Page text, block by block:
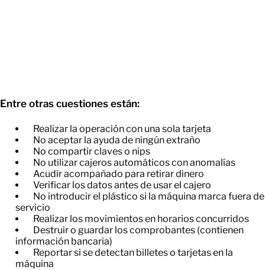
Entre otras cuestiones están:
Realizar la operación con una sola tarjeta
No aceptar la ayuda de ningún extraño
No compartir claves o nips
No utilizar cajeros automáticos con anomalías
Acudir acompañado para retirar dinero
Verificar los datos antes de usar el cajero
No introducir el plástico si la máquina marca fuera de
servicio
Realizar los movimientos en horarios concurridos
Destruir o guardar los comprobantes (contienen
información bancaria)
Reportar si se detectan billetes o tarjetas en la
máquina